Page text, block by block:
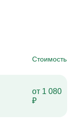
Стоимость
от 1 080
₽